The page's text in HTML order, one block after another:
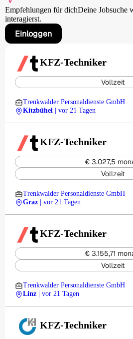
Empfehlungen für dichDeine Jobsuche
interagierst.
Einloggen
KFZ-Techniker
Vollzeit
Trenkwalder Personaldienste GmbH
Kitzbühel
| vor 21 Tagen
KFZ-Techniker
€ 3.027,5
Vollzeit
Trenkwalder Personaldienste GmbH
Graz
| vor 21 Tagen
KFZ-Techniker
€ 3.155,71
Vollzeit
Trenkwalder Personaldienste GmbH
Linz
| vor 21 Tagen
KFZ-Techniker